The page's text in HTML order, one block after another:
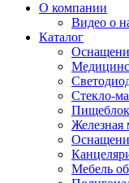
О компании
Видео о
Каталог
Стекло-
Пищеблок
Железная
Мебель